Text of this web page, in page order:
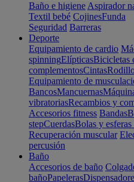
Baño e higiene Aspirador
Textil bebé CojinesFunda
Seguridad Barreras
Deporte
Equipamiento de cardio
spinningElípticasBicicletas
complementosCintas
Equipamiento de
BancosMancuernas
vibratoriasRecambios y
Accesorios fitness Bandas
stepCuerdasBolas y
Recuperación muscular
percusión
Baño
Accesorios de baño
bañoPapeleras